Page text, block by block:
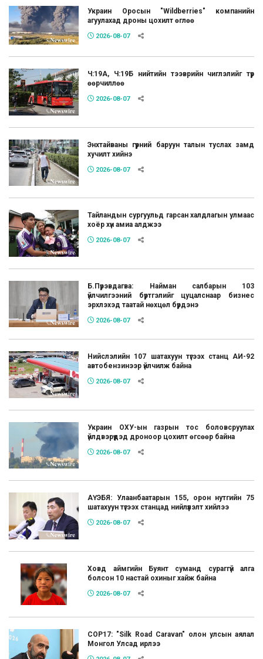
Украин Оросын "Wildberries" компанийн
агуулахад дроны цохилт өглөө
2026-08-07
Ч:19А, Ч:19Б нийтийн тээврийн чиглэлийг түр
өөрчиллөө
2026-08-07
Энхтайваны гүүрний баруун талын туслах замд
хучилт хийнэ
2026-08-07
Тайландын сургуульд гарсан халдлагын улмаас
хоёр хүн амиа алджээ
2026-08-07
Б.Пүрэвдагва: Найман салбарын 103
үйлчилгээний бүртгэлийг цуцалснаар бизнес
эрхлэхэд таатай нөхцөл бүрдэнэ
2026-08-07
Нийслэлийн 107 шатахуун түгээх станц АИ-92
автобензинээр үйлчилж байна
2026-08-07
Украин ОХУ-ын газрын тос боловсруулах
үйлдвэрүүдэд дроноор цохилт өгсөөр байна
2026-08-07
АҮЭБЯ: Улаанбаатарын 155, орон нутгийн 75
шатахуун түгээх станцад нийлүүлэлт хийлээ
2026-08-07
Ховд аймгийн Буянт суманд сураггүй алга
болсон 10 настай охиныг хайж байна
2026-08-07
COP17: "Silk Road Caravan" олон улсын аялал
Монгол Улсад ирлээ